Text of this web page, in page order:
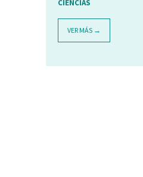
CIENCIAS
VER MÁS →